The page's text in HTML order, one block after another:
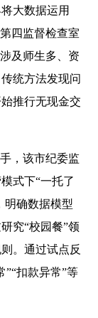
大数据运用
四监督检查室
及师生多、资
统方法发现问
推行无现金交
，该市纪委监
式下“一托了
明确数据模型
究“校园餐”领
。通过试点反
”“扣款异常”等